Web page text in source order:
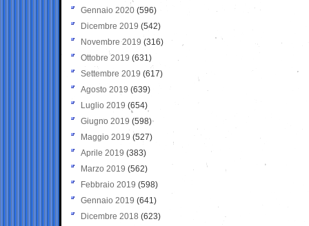
Gennaio 2020 (596)
Dicembre 2019 (542)
Novembre 2019 (316)
Ottobre 2019 (631)
Settembre 2019 (617)
Agosto 2019 (639)
Luglio 2019 (654)
Giugno 2019 (598)
Maggio 2019 (527)
Aprile 2019 (383)
Marzo 2019 (562)
Febbraio 2019 (598)
Gennaio 2019 (641)
Dicembre 2018 (623)